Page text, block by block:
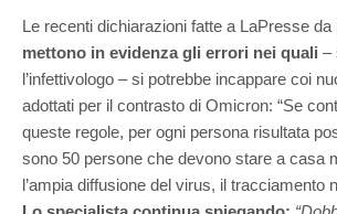
Le recenti dichiarazioni fatte a LaPresse
mettono in evidenza gli errori nei quali –
l’infettivologo – si potrebbe incappare coi
adottati per il contrasto di Omicron: “Se
queste regole, per ogni persona risultata
sono 50 persone che devono stare a casa
l’ampia diffusione del virus, il tracciamento